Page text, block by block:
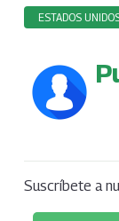
ESTADOS
Suscríbete a